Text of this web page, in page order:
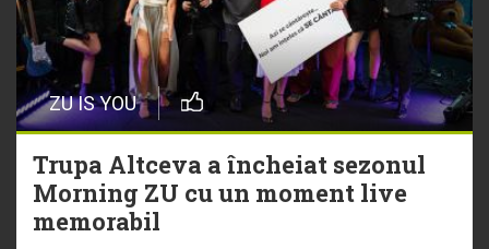
20 Iulie
Episod nou | Muzica Aia x DJ
Christian Thomson
20 Iulie
Torpedoul lui Morar: Theo Rose -
ZU IS YOU
Trupa Altceva a încheiat sezonul
Morning ZU cu un moment live
memorabil